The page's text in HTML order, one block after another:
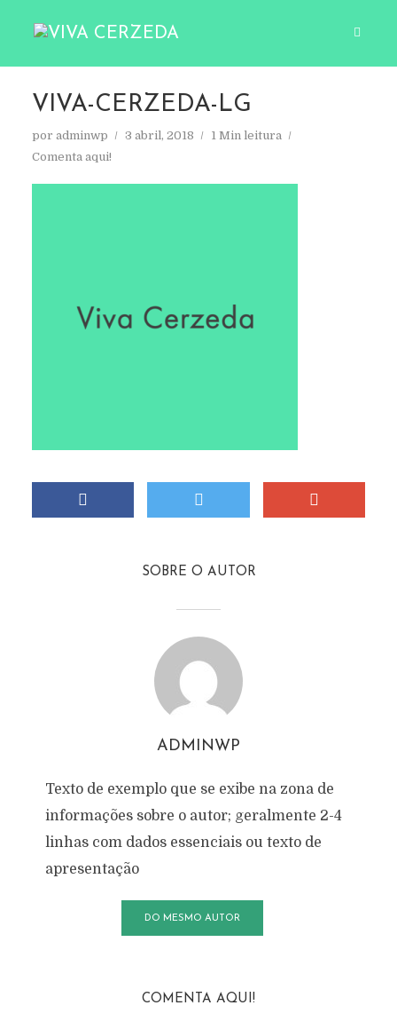
VIVA-CERZEDA-LG
por adminwp 3 abril, 2018
1 Min leitura
Comenta aqui!
SOBRE O AUTOR
ADMINWP
Texto de exemplo que se exibe na zona de
informações sobre o autor; geralmente 2-4
linhas com dados essenciais ou texto de
apresentação
DO MESMO AUTOR
COMENTA AQUI!